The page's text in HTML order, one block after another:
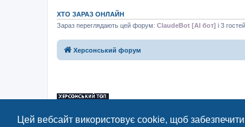
Цей вебсайт використовує cookie, щоб
ХТО ЗАРАЗ ОНЛАЙН
Зараз переглядають цей форум: ClaudeBot [AI бот] і 3 гостей
Херсонський форум
«Херсонський форум» – приватний, незалежний інтерактивний
Відкривайтеhf.uaта приєднуйтесь до дружньої спільноти, яка